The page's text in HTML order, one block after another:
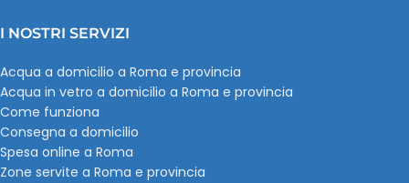
I NOSTRI SERVIZI
Acqua a domicilio a Roma e provincia
Acqua in vetro a domicilio a Roma e provincia
Come funziona
Consegna a domicilio
Spesa online a Roma
Zone servite a Roma e provincia